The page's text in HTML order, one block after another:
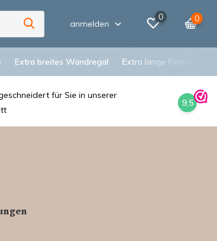
anmelden
0 0
Extra breites Wandregal Extra lange Fensterbank
für Sie in unserer
9,5